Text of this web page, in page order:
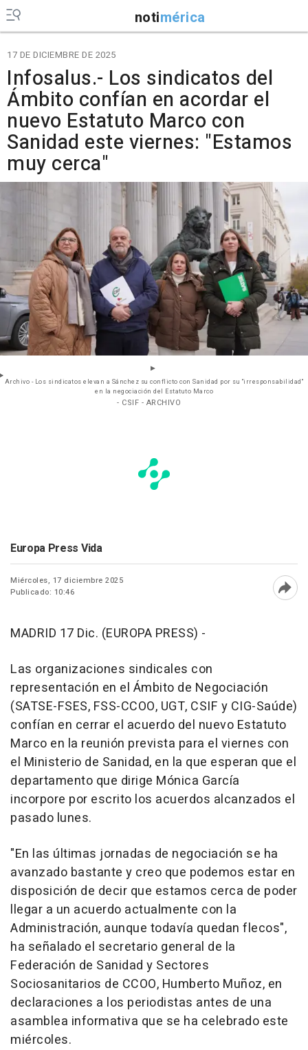
notimérica
17 DE DICIEMBRE DE 2025
Infosalus.- Los sindicatos del
Ámbito confían en acordar el
nuevo Estatuto Marco con
Sanidad este viernes: "Estamos
muy cerca"
Archivo - Los sindicatos elevan a Sánchez su conflicto con Sanidad por su "irresponsabilidad"
en la negociación del Estatuto Marco
- CSIF - ARCHIVO
Europa Press Vida
Miércoles, 17 diciembre 2025
Publicado: 10:46
MADRID 17 Dic. (EUROPA PRESS) -
Las organizaciones sindicales con
representación en el Ámbito de Negociación
(SATSE-FSES, FSS-CCOO, UGT, CSIF y CIG-Saúde)
confían en cerrar el acuerdo del nuevo Estatuto
Marco en la reunión prevista para el viernes con
el Ministerio de Sanidad, en la que esperan que el
departamento que dirige Mónica García
incorpore por escrito los acuerdos alcanzados el
pasado lunes.
"En las últimas jornadas de negociación se ha
avanzado bastante y creo que podemos estar en
disposición de decir que estamos cerca de poder
llegar a un acuerdo actualmente con la
Administración, aunque todavía quedan flecos",
ha señalado el secretario general de la
Federación de Sanidad y Sectores
Sociosanitarios de CCOO, Humberto Muñoz, en
declaraciones a los periodistas antes de una
asamblea informativa que se ha celebrado este
miércoles.